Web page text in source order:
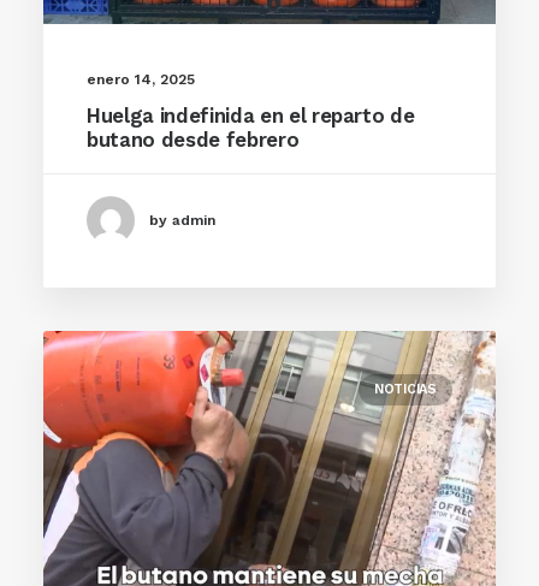
enero 14, 2025
Huelga indefinida en el reparto de
butano desde febrero
by admin
NOTICIAS